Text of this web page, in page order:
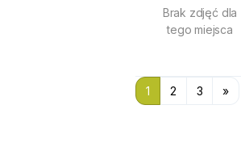
Brak zdjęć dla
tego miejsca
1 2 3 »